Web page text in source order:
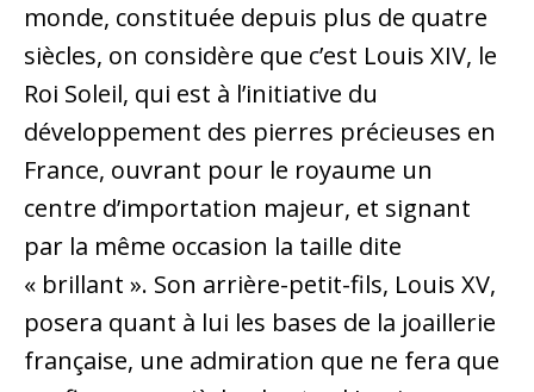
monde, constituée depuis plus de quatre
siècles, on considère que c’est Louis XIV, le
Roi Soleil, qui est à l’initiative du
développement des pierres précieuses en
France, ouvrant pour le royaume un
centre d’importation majeur, et signant
par la même occasion la taille dite
« brillant ». Son arrière-petit-fils, Louis XV,
posera quant à lui les bases de la joaillerie
française, une admiration que ne fera que